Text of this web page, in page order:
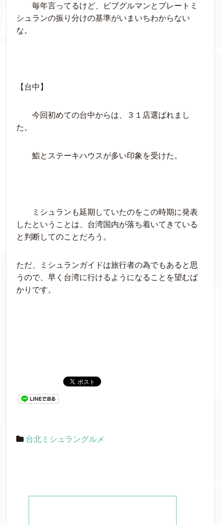
毎年言ってるけど、ビブグルマンとプレートミ
シュランの振り分けの基準がいまいちわからない
な。
【台中】
今回初めての台中からは、３１店選ばれまし
た。
鮨とステーキハウスが多い印象を受けた。
ミシュランも延期していたのをこの時期に発表
したということは、 台湾国内が落ち着いてきている
と 判断してのことだろう。
ただ、ミシュランガイドは旅行者の為でもあると思
うので、早く台湾に行けるようになることを望むば
かり です。
台北ミシュラングルメ